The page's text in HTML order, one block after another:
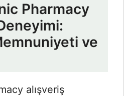
Pharmacy
ve
alışveriş